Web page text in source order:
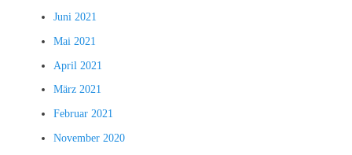
Juni 2021
Mai 2021
April 2021
März 2021
Februar 2021
November 2020